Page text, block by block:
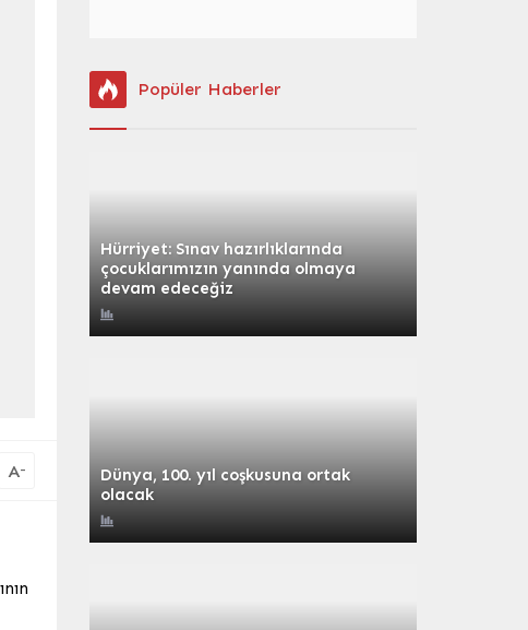
A-
Popüler Haberler
Hürriyet: Sınav hazırlıklarında
çocuklarımızın yanında olmaya
devam edeceğiz
Dünya, 100. yıl coşkusuna ortak
olacak